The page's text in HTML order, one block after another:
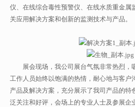
仪、在线综合毒性预警仪、在线水质重金属
关应用解决方案和创新的监测技术与产品。
展会现场，我公司展台气氛非常热烈，
工作人员始终以饱满的热情，耐心地与客户
产品及解决方案，充分展示了我司产品的特
泛关注和好评，会场上的专业人士及参展企